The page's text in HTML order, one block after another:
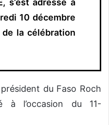
s’est adressé à
10 décembre
de la célébration
du Faso Roch
à l’occasion du 11-